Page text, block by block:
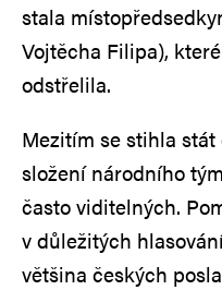
stala
Vojtěcha Filipa),
odstřelila.
Mezitím se stihla
složení národního
často viditelných.
v důležitých
většina českých